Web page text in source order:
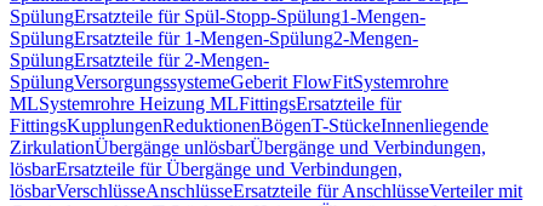
SpülungErsatzteile für Spül-Stopp-Spülung1-Mengen-
SpülungErsatzteile für 1-Mengen-Spülung2-Mengen-
SpülungErsatzteile für 2-Mengen-
SpülungVersorgungssystemeGeberit FlowFitSystemrohre
MLSystemrohre Heizung MLFittingsErsatzteile für
FittingsKupplungenReduktionenBögenT-StückeInnenliegende
ZirkulationÜbergänge unlösbarÜbergänge und Verbindungen,
lösbarErsatzteile für Übergänge und Verbindungen,
lösbarVerschlüsseAnschlüsseErsatzteile für AnschlüsseVerteiler mit